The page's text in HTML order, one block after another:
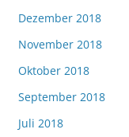
Dezember 2018
November 2018
Oktober 2018
September 2018
Juli 2018